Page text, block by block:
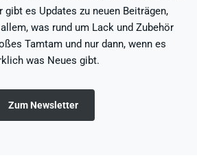
gibt es Updates zu neuen Beiträgen,
was rund um Lack und Zubehör
Tamtam und nur dann, wenn es
was Neues gibt.
Zum Newsletter